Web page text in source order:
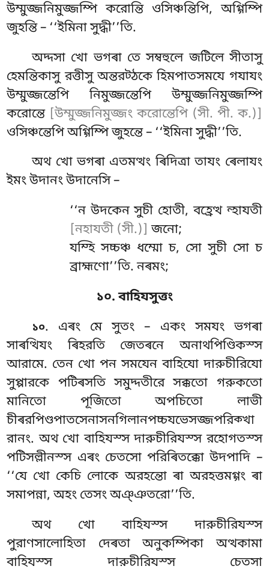
উম্মুজ্জনিমুজ্জম্পি করোন্তি ওসিঞ্চন্তিপি, অগ্গিম্পি
জুহন্তি – ‘‘ইমিনা সুদ্ধী’’তি.
অদ্দসা খো ভগৰা তে সম্বহুলে জটিলে সীতাসু
হেমন্তিকাসু রত্তীসু অন্তরট্ঠকে হিমপাতসমযে গযাযং
উম্মুজ্জন্তেপি নিমুজ্জন্তেপি উম্মুজ্জনিমুজ্জম্পি
করোন্তে [উম্মুজ্জনিমুজ্জং করোন্তেপি (সী. পী. ক.)]
ওসিঞ্চন্তেপি অগ্গিম্পি জুহন্তে – ‘‘ইমিনা সুদ্ধী’’তি.
অথ খো ভগৰা এতমত্থং ৰিদিত্ৰা তাযং ৰেলাযং
ইমং উদানং উদানেসি –
‘‘ন উদকেন সুচী হোতী, বহ্ৰেত্থ ন্হাযতী
[নহাযতী (সী.)] জনো;
যম্হি সচ্চঞ্চ ধম্মো চ, সো সুচী সো চ
ব্রাহ্মণো’’তি. নৰমং;
১০. বাহিযসুত্তং
১০. এৰং মে সুতং – একং সমযং ভগৰা
সাৰত্থিযং ৰিহরতি জেতৰনে অনাথপিণ্ডিকস্স
আরামে. তেন খো পন সমযেন বাহিযো দারুচীরিযো
সুপ্পারকে পটিৰসতি সমুদ্দতীরে সক্কতো গরুকতো
মানিতো পূজিতো অপচিতো লাভী
চীৰরপিণ্ডপাতসেনাসনগিলানপচ্চযভেসজ্জপরিক্খা
রানং. অথ খো বাহিযস্স দারুচীরিযস্স রহোগতস্স
পটিসল্লীনস্স এৰং চেতসো পরিৰিতক্কো উদপাদি –
‘‘যে খো কেচি লোকে অরহন্তো ৰা অরহত্তমগ্গং ৰা
সমাপন্না, অহং তেসং অঞ্ঞতরো’’তি.
অথ খোবাহিযস্স দারুচীরিযস্স
পুরাণসালোহিতা দেৰতা অনুকম্পিকা অত্থকামা
বাহিযস্স দারুচীরিযস্স চেতসা